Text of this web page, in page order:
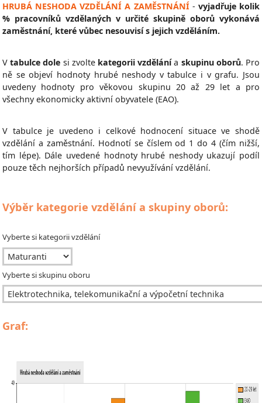
HRUBÁ NESHODA VZDĚLÁNÍ A ZAMĚSTNÁNÍ- vyjadřuje kolik
% pracovníků vzdělaných v určité skupině oborů vykonává
zaměstnání, které vůbec nesouvisí s jejich vzděláním.
V tabulce dole si zvolte kategorii vzdělánía skupinu oborů. Pro
ně se objeví hodnoty hrubé neshody v tabulce i v grafu. Jsou
uvedeny hodnoty pro věkovou skupinu 20 až 29 let a pro
všechny ekonomicky aktivní obyvatele (EAO).
V tabulce je uvedeno i celkové hodnocení situace ve shodě
vzdělání a zaměstnání. Hodnotí se číslem od 1 do 4 (čím nižší,
tím lépe). Dále uvedené hodnoty hrubé neshody ukazují podíl
pouze těch nejhorších případů nevyužívání vzdělání.
Výběr kategorie vzdělání a skupiny oborů:
Vyberte si kategorii vzdělání
Vyberte si skupinu oboru
Graf: